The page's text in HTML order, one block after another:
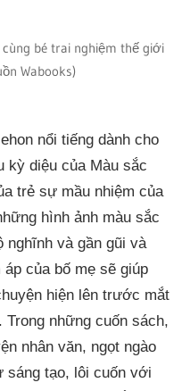
bé trai nghiệm thế giới
Wabooks)
nổi tiếng dành cho
kỳ diệu của Màu sắc
trẻ sự mầu nhiệm của
hình ảnh màu sắc
nghĩnh và gần gũi và
của bố mẹ sẽ giúp
hiện lên trước mắt
những cuốn sách,
nhân văn, ngọt ngào
sáng tạo, lôi cuốn với